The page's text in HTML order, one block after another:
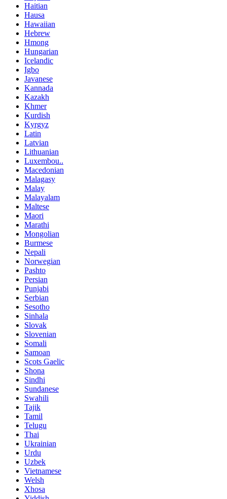
Haitian
Hausa
Hawaiian
Hebrew
Hmong
Hungarian
Icelandic
Igbo
Javanese
Kannada
Kazakh
Khmer
Kurdish
Kyrgyz
Latin
Latvian
Lithuanian
Luxembou..
Macedonian
Malagasy
Malay
Malayalam
Maltese
Maori
Marathi
Mongolian
Burmese
Nepali
Norwegian
Pashto
Persian
Punjabi
Serbian
Sesotho
Sinhala
Slovak
Slovenian
Somali
Samoan
Scots Gaelic
Shona
Sindhi
Sundanese
Swahili
Tajik
Tamil
Telugu
Thai
Ukrainian
Urdu
Uzbek
Vietnamese
Welsh
Xhosa